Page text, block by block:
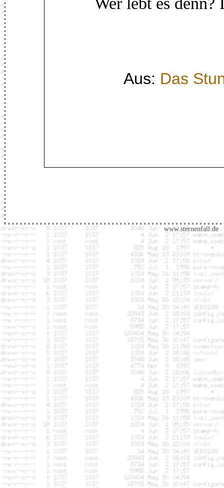
Aus: Das
www.sternenfall.de